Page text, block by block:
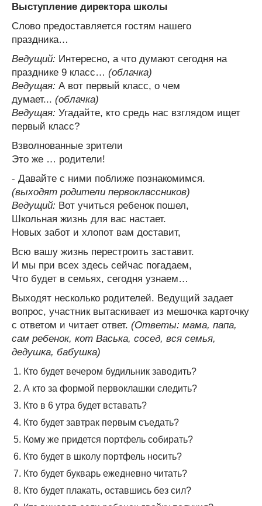
Выступление директора школы
Слово предоставляется гостям нашего
праздника…
Ведущий: Интересно, а что думают сегодня на
празднике 9 класс… (облачка)
Ведущая: А вот первый класс, о чем
думает... (облачка)
Ведущая: Угадайте, кто средь нас взглядом ищет
первый класс?
Взволнованные зрители
Это же … родители!
- Давайте с ними поближе познакомимся.
(выходят родители первоклассников)
Ведущий: Вот учиться ребенок пошел,
Школьная жизнь для вас настает.
Новых забот и хлопот вам доставит,
Всю вашу жизнь перестроить заставит.
И мы при всех здесь сейчас погадаем,
Что будет в семьях, сегодня узнаем…
Выходят несколько родителей. Ведущий задает
вопрос, участник вытаскивает из мешочка карточку
с ответом и читает ответ. (Ответы: мама, папа,
сам ребенок, кот Васька, сосед, вся семья,
дедушка, бабушка)
Кто будет вечером будильник заводить?
А кто за формой первоклашки следить?
Кто в 6 утра будет вставать?
Кто будет завтрак первым съедать?
Кому же придется портфель собирать?
Кто будет в школу портфель носить?
Кто будет букварь ежедневно читать?
Кто будет плакать, оставшись без сил?